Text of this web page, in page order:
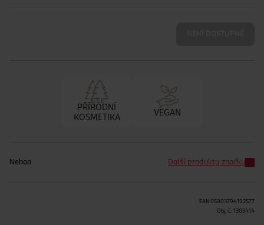
PŘÍRODNÍ
KOSMETIKA
VEGAN
Neboa Další produkty značky
EAN 05903794192577
Obj. č.: 1303414